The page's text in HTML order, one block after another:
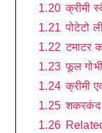
1.20 क्रीमी
1.21 पोटेटो
1.22 टमाटर
1.23 फूल
1.24 क्रीमी
1.25 शकरकंद
1.26